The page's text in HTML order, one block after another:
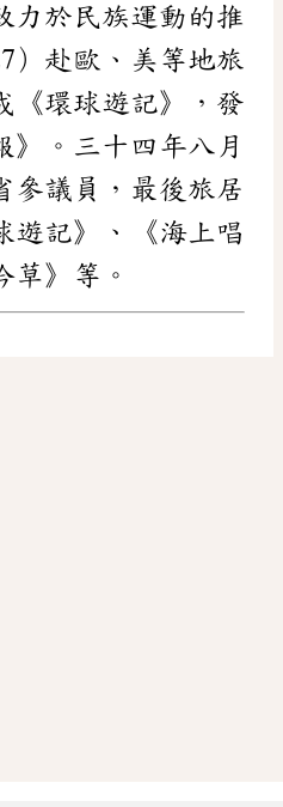
力於民族運動的推
）赴歐、美等地旅
《環球遊記》，發
》。三十四年八月
參議員，最後旅居
遊記》、《海上唱
草》等。